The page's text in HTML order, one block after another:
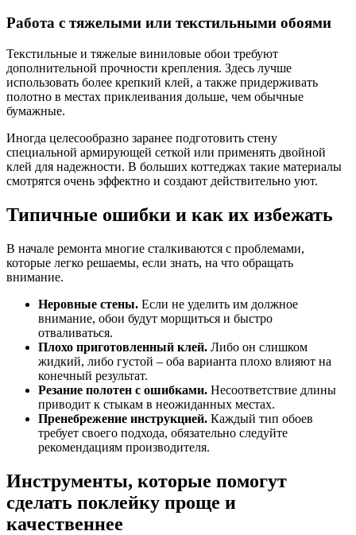
Работа с тяжелыми или текстильными обоями
Текстильные и тяжелые виниловые обои требуют
дополнительной прочности крепления. Здесь лучше
использовать более крепкий клей, а также придерживать
полотно в местах приклеивания дольше, чем обычные
бумажные.
Иногда целесообразно заранее подготовить стену
специальной армирующей сеткой или применять двойной
клей для надежности. В больших коттеджах такие материалы
смотрятся очень эффектно и создают действительно уют.
Типичные ошибки и как их избежать
В начале ремонта многие сталкиваются с проблемами,
которые легко решаемы, если знать, на что обращать
внимание.
Неровные стены. Если не уделить им должное
внимание, обои будут морщиться и быстро
отваливаться.
Плохо приготовленный клей. Либо он слишком
жидкий, либо густой – оба варианта плохо влияют на
конечный результат.
Резание полотен с ошибками. Несоответствие длины
приводит к стыкам в неожиданных местах.
Пренебрежение инструкцией. Каждый тип обоев
требует своего подхода, обязательно следуйте
рекомендациям производителя.
Инструменты, которые помогут
сделать поклейку проще и
качественнее